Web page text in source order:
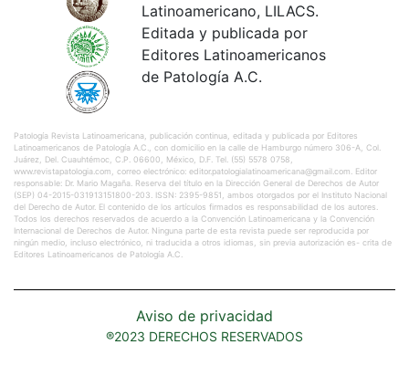
Latinoamericano, LILACS.
Editada y publicada por
Editores Latinoamericanos
de Patología A.C.
Patología Revista Latinoamericana, publicación continua, editada y publicada por Editores
Latinoamericanos de Patología A.C., con domicilio en la calle de Hamburgo número 306-A, Col.
Juárez, Del. Cuauhtémoc, C.P. 06600, México, D.F. Tel. (55) 5578 0758,
www.revistapatologia.com, correo electrónico: editor.patologialatinoamericana@gmail.com. Editor
responsable: Dr. Mario Magaña. Reserva del título en la Dirección General de Derechos de Autor
(SEP) 04-2015-031913151800-203. ISSN: 2395-9851, ambos otorgados por el Instituto Nacional
del Derecho de Autor. El contenido de los artículos firmados es responsabilidad de los autores.
Todos los derechos reservados de acuerdo a la Convención Latinoamericana y la Convención
Internacional de Derechos de Autor. Ninguna parte de esta revista puede ser reproducida por
ningún medio, incluso electrónico, ni traducida a otros idiomas, sin previa autorización es- crita de
Editores Latinoamericanos de Patología A.C.
Aviso de privacidad
®2023 DERECHOS RESERVADOS